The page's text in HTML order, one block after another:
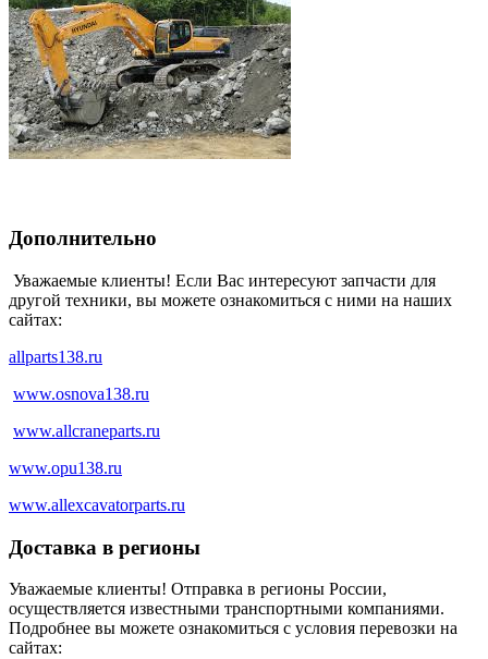
Дополнительно
Уважаемые клиенты! Если Вас интересуют запчасти для
другой техники, вы можете ознакомиться с ними на наших
сайтах:
allparts138.ru
www.osnova138.ru
www.allcraneparts.ru
www.opu138.ru
www.allexcavatorparts.ru
Доставка в регионы
Уважаемые клиенты! Отправка в регионы России,
осуществляется известными транспортными компаниями.
Подробнее вы можете ознакомиться с условия перевозки на
сайтах: